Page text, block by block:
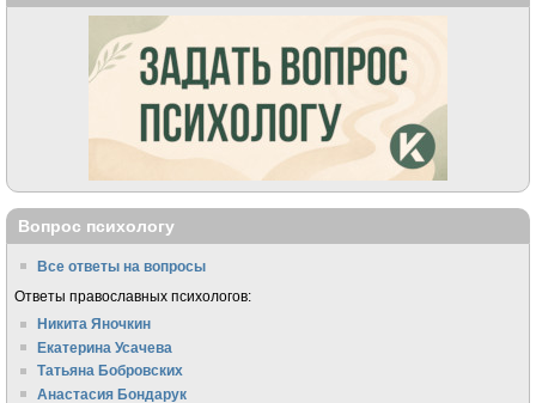
Вопрос психологу
Все ответы на вопросы
Ответы православных психологов:
Никита Яночкин
Екатерина Усачева
Татьяна Бобровских
Анастасия Бондарук